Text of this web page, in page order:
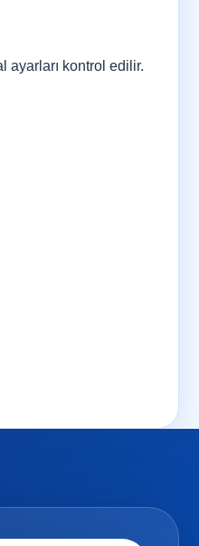
ayarları kontrol edilir.